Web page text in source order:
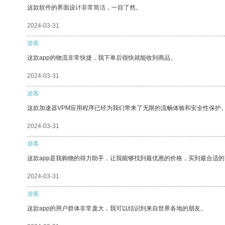
这款软件的界面设计非常简洁，一目了然。
2024-03-31
游客
这款app的物流非常快捷，我下单后很快就能收到商品。
2024-03-31
游客
这款加速器VPM应用程序已经为我们带来了无限的流畅体验和安全性保护。
2024-03-31
游客
这款app是我购物的得力助手，让我能够找到最优惠的价格，买到最合适的
2024-03-31
游客
这款app的用户群体非常庞大，我可以结识到来自世界各地的朋友。